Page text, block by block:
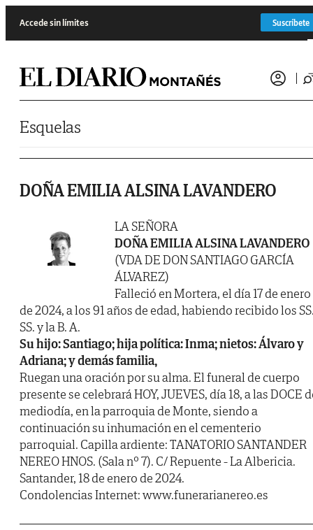
Accede sin límites Suscríbete
Esquelas
DOÑA EMILIA ALSINA LAVANDERO
LA SEÑORA
DOÑA EMILIA ALSINA LAVANDERO
(VDA DE DON SANTIAGO GARCÍA
ÁLVAREZ)
Falleció en Mortera, el día 17 de enero
de 2024, a los 91 años de edad, habiendo recibido los
SS. y la B. A.
Su hijo: Santiago; hija política: Inma; nietos: Álvaro y
Adriana; y demás familia,
Ruegan una oración por su alma. El funeral de cuerpo
presente se celebrará HOY, JUEVES, día 18, a las DOCE
mediodía, en la parroquia de Monte, siendo a
continuación su inhumación en el cementerio
parroquial. Capilla ardiente: TANATORIO SANTANDER
NEREO HNOS. (Sala nº 7). C/ Repuente - La Albericia.
Santander, 18 de enero de 2024.
Condolencias Internet: www.funerarianereo.es